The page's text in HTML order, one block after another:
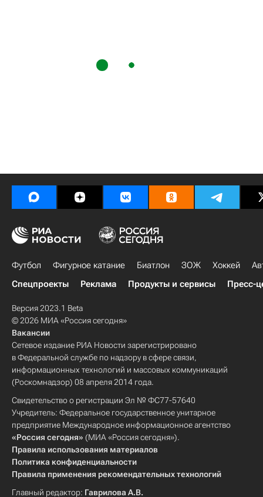
Футбол Фигурное катание Биатлон ЗОЖ Хоккей
Спецпроекты
Реклама Продукты и сервисы Пресс-
Версия 2023.1 Beta
© 2026 МИА «Россия сегодня»
Вакансии
Сетевое издание РИА Новости зарегистрировано
в Федеральной службе по надзору в сфере связи,
информационных технологий и массовых коммуникаций
(Роскомнадзор) 08 апреля 2014 года.
Свидетельство о регистрации Эл № ФС77-57640
Учредитель: Федеральное государственное унитарное
предприятие Международное информационное агентство
«Россия сегодня» (МИА «Россия сегодня»).
Правила использования материалов
Политика конфиденциальности
Правила применения рекомендательных технологий
Главный редактор: Гаврилова А.В.